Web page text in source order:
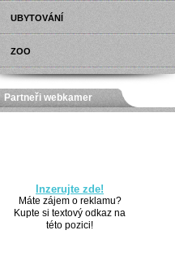
UBYTOVÁNÍ
ZOO
Partneři webkamer
Inzerujte zde!
Máte zájem o reklamu?
Kupte si textový odkaz na
této pozici!